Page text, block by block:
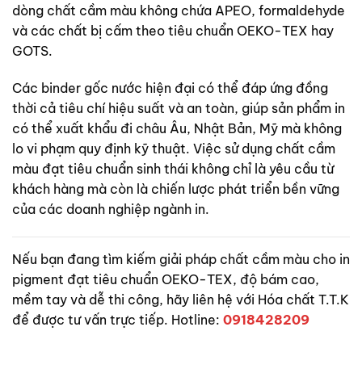
dòng chất cầm màu không chứa APEO, formaldehyde
và các chất bị cấm theo tiêu chuẩn OEKO-TEX hay
GOTS.
Các binder gốc nước hiện đại có thể đáp ứng đồng
thời cả tiêu chí hiệu suất và an toàn, giúp sản phẩm in
có thể xuất khẩu đi châu Âu, Nhật Bản, Mỹ mà không
lo vi phạm quy định kỹ thuật. Việc sử dụng chất cầm
màu đạt tiêu chuẩn sinh thái không chỉ là yêu cầu từ
khách hàng mà còn là chiến lược phát triển bền vững
của các doanh nghiệp ngành in.
Nếu bạn đang tìm kiếm giải pháp chất cầm màu cho in
pigment đạt tiêu chuẩn OEKO-TEX, độ bám cao,
mềm tay và dễ thi công, hãy liên hệ với Hóa chất T.T.K
để được tư vấn trực tiếp. Hotline: 0918428209